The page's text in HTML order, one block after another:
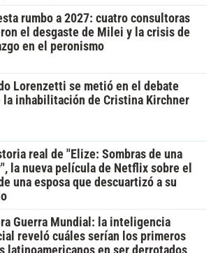
rumbo a 2027: cuatro consultoras
el desgaste de Milei y la crisis de
en el peronismo
Lorenzetti se metió en el debate
la inhabilitación de Cristina Kirchner
real de "Elize: Sombras de una
la nueva película de Netflix sobre el
una esposa que descuartizó a su
Guerra Mundial: la inteligencia
reveló cuáles serían los primeros
latinoamericanos en ser derrotados